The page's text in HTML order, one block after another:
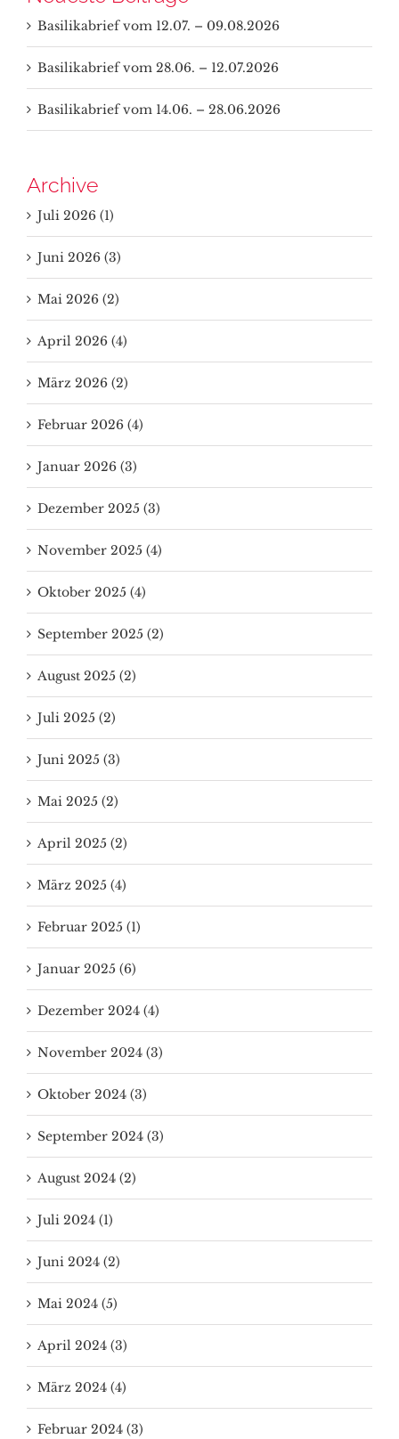
Basilikabrief vom 12.07. – 09.08.2026
Basilikabrief vom 28.06. – 12.07.2026
Basilikabrief vom 14.06. – 28.06.2026
Archive
Juli 2026 (1)
Juni 2026 (3)
Mai 2026 (2)
April 2026 (4)
März 2026 (2)
Februar 2026 (4)
Januar 2026 (3)
Dezember 2025 (3)
November 2025 (4)
Oktober 2025 (4)
September 2025 (2)
August 2025 (2)
Juli 2025 (2)
Juni 2025 (3)
Mai 2025 (2)
April 2025 (2)
März 2025 (4)
Februar 2025 (1)
Januar 2025 (6)
Dezember 2024 (4)
November 2024 (3)
Oktober 2024 (3)
September 2024 (3)
August 2024 (2)
Juli 2024 (1)
Juni 2024 (2)
Mai 2024 (5)
April 2024 (3)
März 2024 (4)
Februar 2024 (3)